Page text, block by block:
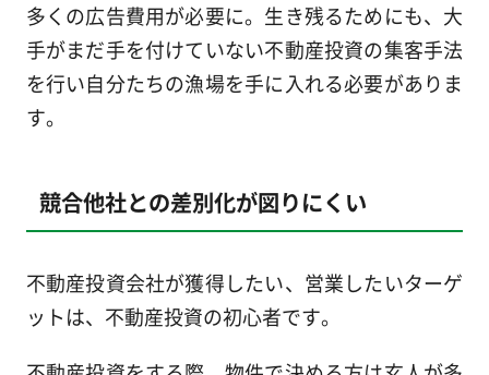
多くの広告費用が必要に。生き残るためにも、大
手がまだ手を付けていない不動産投資の集客手法
を行い自分たちの漁場を手に入れる必要がありま
す。
競合他社との差別化が図りにくい
不動産投資会社が獲得したい、営業したいターゲ
ットは、不動産投資の初心者です。